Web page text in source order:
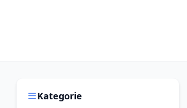
Kategorie